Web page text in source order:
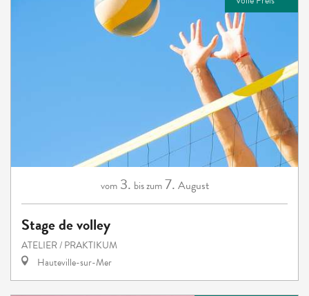
vom 3. bis zum 7. August
Stage de volley
ATELIER / PRAKTIKUM
Hauteville-sur-Mer